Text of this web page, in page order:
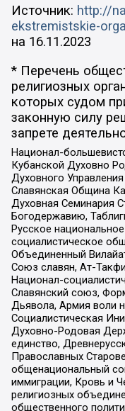
Источник: http://
ekstremistskie-
на 16.11.2023
* Перечень
религиозных
которых судом
законную силу
запрете
Национал-
Кубанской Духовно
Духовного
Славянская Община
Духовная Семинария
Богодержавию,
Русское
социалистическое
Объединенный
Союз славян, Ат-
Национал-
Славянский союз,
Дьявола, Армия воли
Социалистическая
Духовно-Родовая
единство,
Православных
общенациональный
иммиграции, Кровь и
религиозных
общественного